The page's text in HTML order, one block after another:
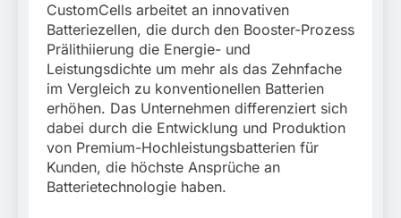
CustomCells arbeitet an innovativen
Batteriezellen, die durch den Booster-Prozess
Prälithiierung die Energie- und
Leistungsdichte um mehr als das Zehnfache
im Vergleich zu konventionellen Batterien
erhöhen. Das Unternehmen differenziert sich
dabei durch die Entwicklung und Produktion
von Premium-Hochleistungsbatterien für
Kunden, die höchste Ansprüche an
Batterietechnologie haben.